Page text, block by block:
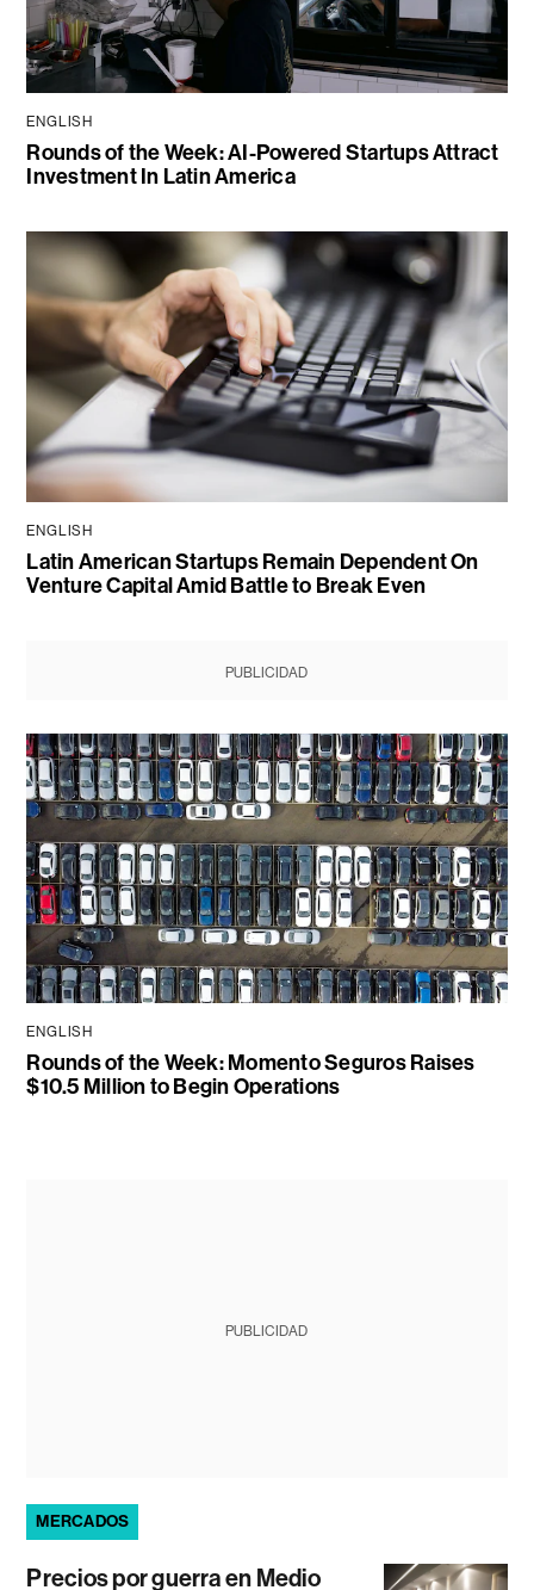
ENGLISH
Rounds of the Week: AI-Powered Startups Attract
Investment In Latin America
ENGLISH
Latin American Startups Remain Dependent On
Venture Capital Amid Battle to Break Even
PUBLICIDAD
ENGLISH
Rounds of the Week: Momento Seguros Raises
$10.5 Million to Begin Operations
PUBLICIDAD
MERCADOS
Precios por guerra en Medio